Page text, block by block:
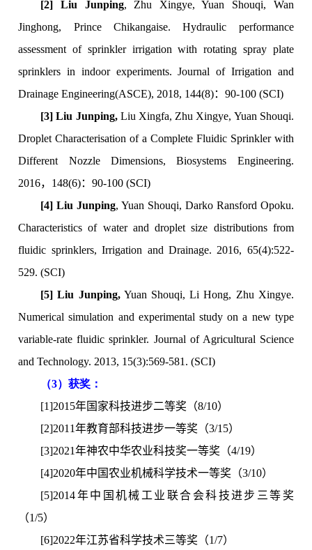
[2] Liu Junping, Zhu Xingye, Yuan Shouqi, Wan
Jinghong, Prince Chikangaise. Hydraulic performance
assessment of sprinkler irrigation with rotating spray plate
sprinklers in indoor experiments. Journal of Irrigation and
Drainage Engineering(ASCE), 2018, 144(8)：90-100 (SCI)
[3] Liu Junping, Liu Xingfa, Zhu Xingye, Yuan Shouqi.
Droplet Characterisation of a Complete Fluidic Sprinkler with
Different Nozzle Dimensions, Biosystems Engineering.
2016，148(6)：90-100 (SCI)
[4] Liu Junping, Yuan Shouqi, Darko Ransford Opoku.
Characteristics of water and droplet size distributions from
fluidic sprinklers, Irrigation and Drainage. 2016, 65(4):522-
529. (SCI)
[5] Liu Junping,Yuan Shouqi, Li Hong, Zhu Xingye.
Numerical simulation and experimental study on a new type
variable-rate fluidic sprinkler. Journal of Agricultural Science
and Technology. 2013, 15(3):569-581. (SCI)
（3）获奖：
[1]2015年国家科技进步二等奖（8/10）
[2]2011年教育部科技进步一等奖（3/15）
[3]2021年神农中华农业科技奖一等奖（4/19）
[4]2020年中国农业机械科学技术一等奖（3/10）
[5]2014年中国机械工业联合会科技进步三等奖
（1/5）
[6]2022年江苏省科学技术三等奖（1/7）